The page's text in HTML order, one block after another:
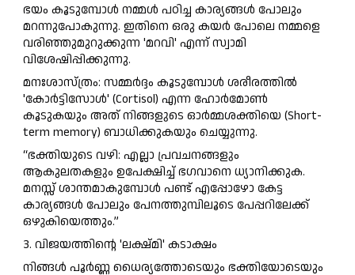
ഭയം കൂടുമ്പോൾ നമ്മൾ പഠിച്ച കാര്യങ്ങൾ പോലും
മറന്നുപോകുന്നു. ഇതിനെ ഒരു കയർ പോലെ നമ്മളെ
വരിഞ്ഞുമുറുക്കുന്ന 'മറവി' എന്ന് സ്വാമി
വിശേഷിപ്പിക്കുന്നു.
മനഃശാസ്ത്രം: സമ്മർദ്ദം കൂടുമ്പോൾ ശരീരത്തിൽ
'കോർട്ടിസോൾ' (Cortisol) എന്ന ഹോർമോൺ
കൂടുകയും അത് നിങ്ങളുടെ ഓർമ്മശക്തിയെ (Short-
term memory) ബാധിക്കുകയും ചെയ്യുന്നു.
“ഭക്തിയുടെ വഴി: എല്ലാ പ്രവചനങ്ങളും
ആകുലതകളും ഉപേക്ഷിച്ച് ഭഗവാനെ ധ്യാനിക്കുക.
മനസ്സ് ശാന്തമാകുമ്പോൾ പണ്ട് എപ്പോഴോ കേട്ട
കാര്യങ്ങൾ പോലും പേനത്തുമ്പിലൂടെ പേപ്പറിലേക്ക്
ഒഴുകിയെത്തും.”
3. വിജയത്തിന്റെ 'ലക്ഷ്മി' കടാക്ഷം
നിങ്ങൾ പൂർണ്ണ ധൈര്യത്തോടെയും ഭക്തിയോടെയും